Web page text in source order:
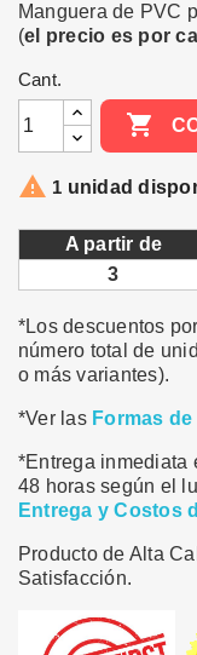
Manguera de PVC
(el precio es por
Cant.

 1 unidad
A partir de
3
*Los descuentos
número total de
o más variantes).
*Ver las Formas
*Entrega inmediata
48 horas según el
Entrega y Costos
Producto de Alta
Satisfacción.